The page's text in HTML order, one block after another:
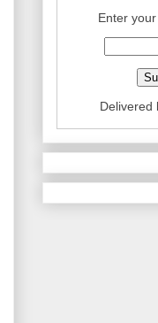
Enter
Delivered